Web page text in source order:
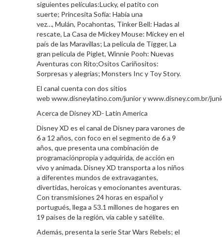
siguientes películas:Lucky, el patito con
suerte; Princesita Sofía: Había una
vez…, Mulán, Pocahontas, Tinker Bell: Hadas al
rescate, La Casa de Mickey Mouse: Mickey en el
país de las Maravillas; La película de Tigger, La
gran película de Piglet, Winnie Pooh: Nuevas
Aventuras con Rito;Ositos Cariñositos:
Sorpresas y alegrías; Monsters Inc y Toy Story.
El canal cuenta con dos sitios
web www.disneylatino.com/junior y www.disney.com.br/
Acerca de Disney XD- Latin America
Disney XD es el canal de Disney para varones de
6 a 12 años, con foco en el segmento de 6 a 9
años, que presenta una combinación de
programaciónpropia y adquirida, de acción en
vivo y animada. Disney XD transporta a los niños
a diferentes mundos de extravagantes,
divertidas, heroicas y emocionantes aventuras.
Con transmisiones 24 horas en español y
portugués, llega a 53.1 millones de hogares en
19 países de la región, vía cable y satélite.
Además, presenta la serie Star Wars Rebels; el